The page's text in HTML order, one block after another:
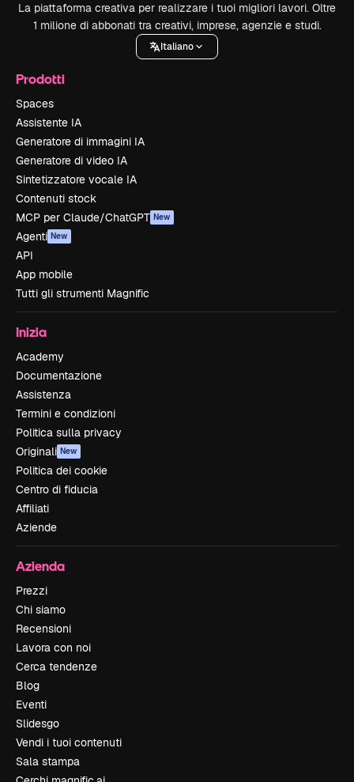
La piattaforma creativa per realizzare i tuoi migliori lavori. Oltre
1 milione di abbonati tra creativi, imprese, agenzie e studi.
Italiano
Prodotti
Spaces
Assistente IA
Generatore di immagini IA
Generatore di video IA
Sintetizzatore vocale IA
Contenuti stock
MCP per Claude/ChatGPT New
Agenti New
API
App mobile
Tutti gli strumenti Magnific
Inizia
Academy
Documentazione
Assistenza
Termini e condizioni
Politica sulla privacy
Originali New
Politica dei cookie
Centro di fiducia
Affiliati
Aziende
Azienda
Prezzi
Chi siamo
Recensioni
Lavora con noi
Cerca tendenze
Blog
Eventi
Slidesgo
Vendi i tuoi contenuti
Sala stampa